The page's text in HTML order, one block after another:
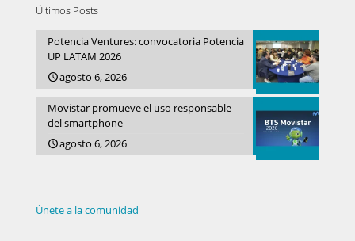
Últimos Posts
Potencia Ventures: convocatoria Potencia
UP LATAM 2026
agosto 6, 2026
Movistar promueve el uso responsable
del smartphone
agosto 6, 2026
Únete a la comunidad